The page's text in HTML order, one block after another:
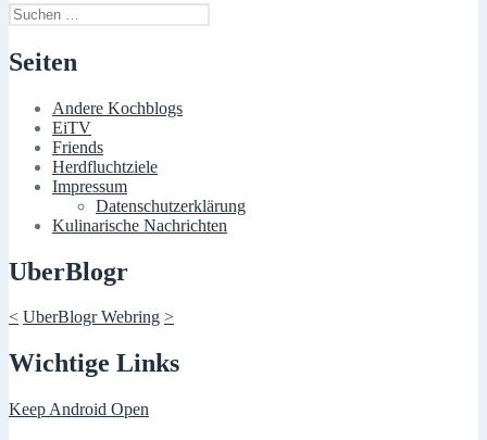
Suchen
nach:
Seiten
Andere Kochblogs
EiTV
Friends
Herdfluchtziele
Impressum
Datenschutzerklärung
Kulinarische Nachrichten
UberBlogr
< UberBlogr Webring >
Wichtige Links
Keep Android Open